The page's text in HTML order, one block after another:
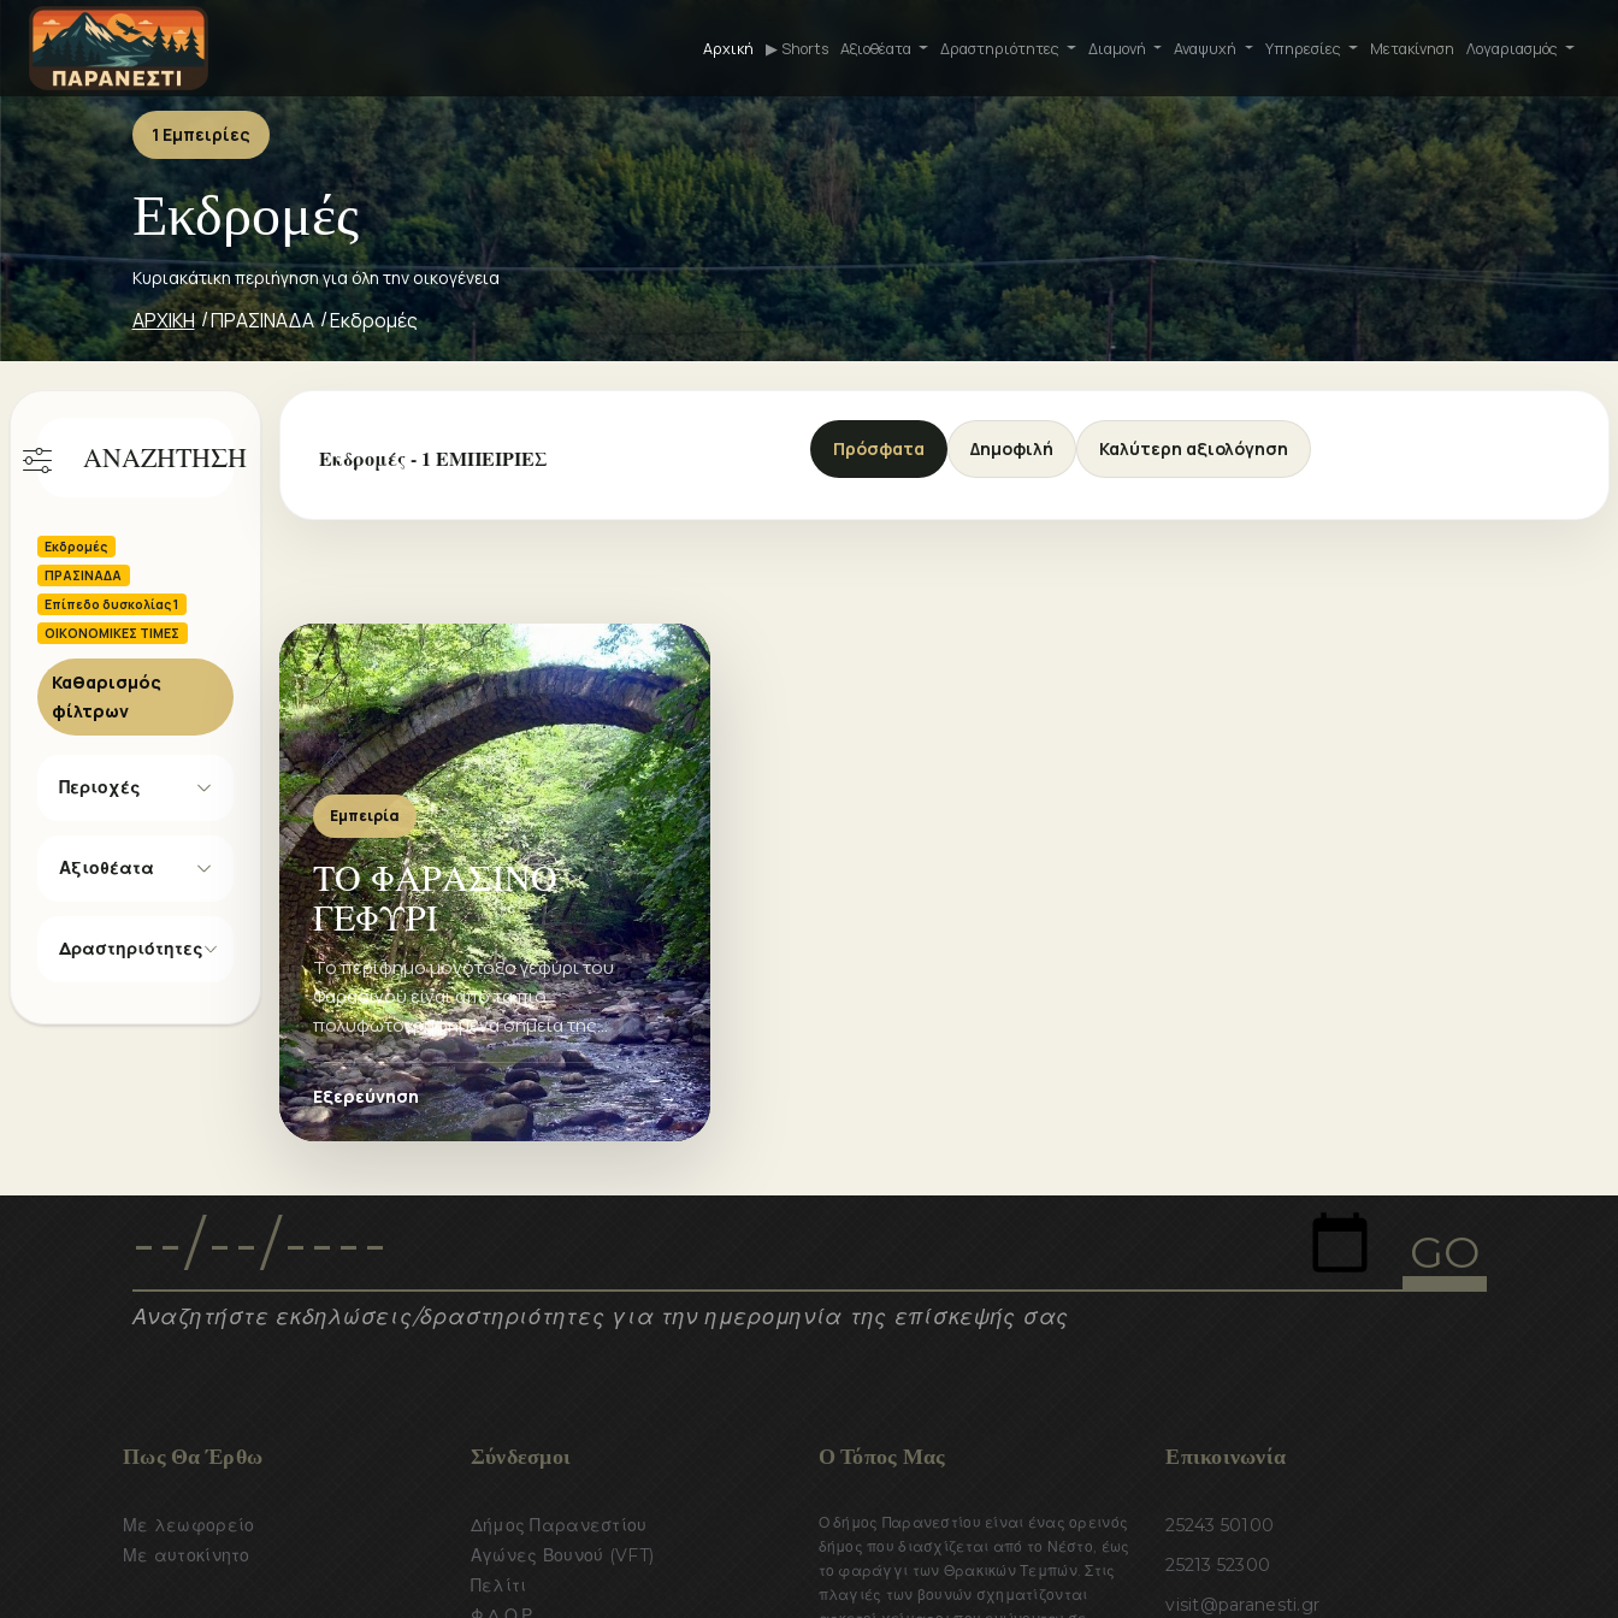
Αρχική ▶ Shorts Αξιοθέατα Δραστηριότητες Διαμονή Αναψυχή Υπηρεσίες Μετακίνηση Λογαριασμός
1 Εμπειρίες
Εκδρομές
Κυριακάτικη περιήγηση για όλη την οικογένεια
ΑΡΧΙΚΗ ΠΡΑΣΙΝΑΔΑ Εκδρομές
ΑΝΑΖΗΤΗΣΗ
Εκδρομές
ΠΡΑΣΙΝΑΔΑ
Επίπεδο δυσκολίας 1
ΟΙΚΟΝΟΜΙΚΕΣ ΤΙΜΕΣ
Καθαρισμός
φίλτρων
Περιοχές
Αξιοθέατα
Δραστηριότητες
Εκδρομές - 1 ΕΜΠΕΙΡΙΕΣ Πρόσφατα Δημοφιλή Καλύτερη αξιολόγηση
Εμπειρία
ΤΟ ΦΑΡΑΣΙΝΟ
ΓΕΦΥΡΙ
Το περίφημο μονότοξο γεφύρι του
Φαρασινού είναι από τα πιο
πολυφωτογραφημένα σημεία της
περιοχής
Εξερεύνηση →
Αναζητήστε εκδηλώσεις/δραστηριότητες για την ημερομηνία της επίσκεψής σας
Πως Θα Έρθω
Με λεωφορείο
Με αυτοκίνητο
Σύνδεσμοι
Δήμος Παρανεστίου
Αγώνες Βουνού (VFT)
Πελίτι
Ο Τόπος Μας
Ο δήμος Παρανεστίου είναι ένας ορεινός
δήμος που διασχίζεται από το Νέστο, έως
το φαράγγι των Θρακικών Τεμπών. Στις
πλαγιές των βουνών σχηματίζονται
Επικοινωνία
25243 50100
25213 52300
visit@paranesti.gr